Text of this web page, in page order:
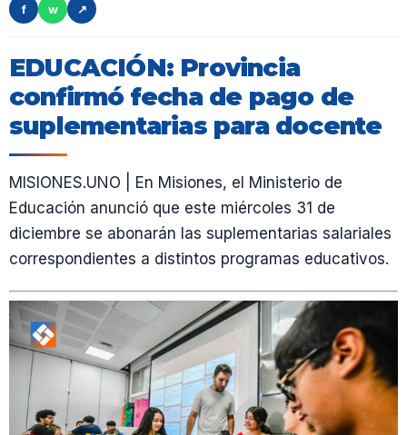
f
w ↗
EDUCACIÓN: Provincia
confirmó fecha de pago de
suplementarias para docente
MISIONES.UNO | En Misiones, el Ministerio de
Educación anunció que este miércoles 31 de
diciembre se abonarán las suplementarias salariales
correspondientes a distintos programas educativos.